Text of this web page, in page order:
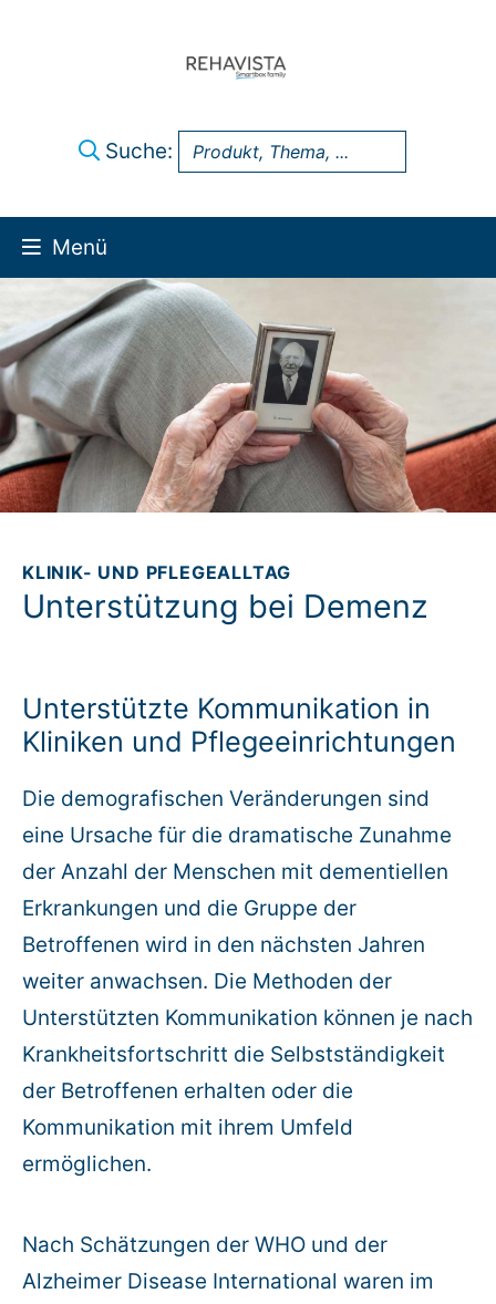
Suche:
Menü
Über uns
UK Infothek
Produkte
Technik-Support
Aktuelles
Leichte Sprache
Hilfe + Kontakt
Beratungsanfrage
Anmelden
KLINIK- UND PFLEGEALLTAG
Unterstützung bei Demenz
Unterstützte Kommunikation in
Kliniken und Pflegeeinrichtungen
Die demografischen Veränderungen sind
eine Ursache für die dramatische Zunahme
der Anzahl der Menschen mit dementiellen
Erkrankungen und die Gruppe der
Betroffenen wird in den nächsten Jahren
weiter anwachsen. Die Methoden der
Unterstützten Kommunikation können je nach
Krankheitsfortschritt die Selbstständigkeit
der Betroffenen erhalten oder die
Kommunikation mit ihrem Umfeld
ermöglichen.
Nach Schätzungen der WHO und der
Alzheimer Disease International waren im